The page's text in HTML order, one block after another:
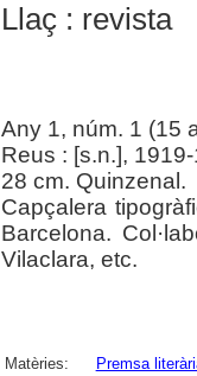
Llaç : revista
Any 1, núm. 1 (15
Reus : [s.n.],
28 cm. Quinzenal.
Capçalera
Barcelona.
Vilaclara, etc.
Matèries: Premsa